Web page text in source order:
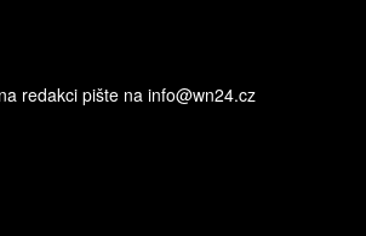
redakci pište na info@wn24.cz